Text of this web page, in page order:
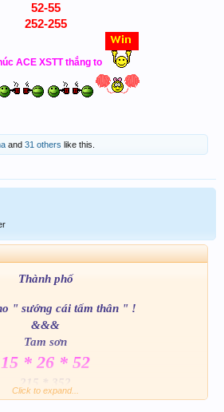
52-55
252-255
ACE XSTT thắng to
and 31 others like this.
Thành phố
" sướng cái tấm thân " !
&&&
Tam sơn
15 * 26 * 52
215 * 352
Giận " giận cho mà coi !
Click to expand...